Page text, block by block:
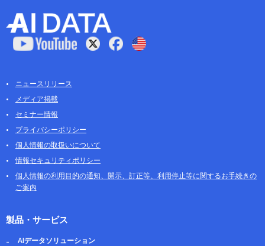
ニュースリリース
メディア掲載
セミナー情報
プライバシーポリシー
個人情報の取扱いについて
情報セキュリティポリシー
個人情報の利用目的の通知、開示、訂正等、利用停止等に関するお手続きの
ご案内
製品・サービス
AIデータソリューション